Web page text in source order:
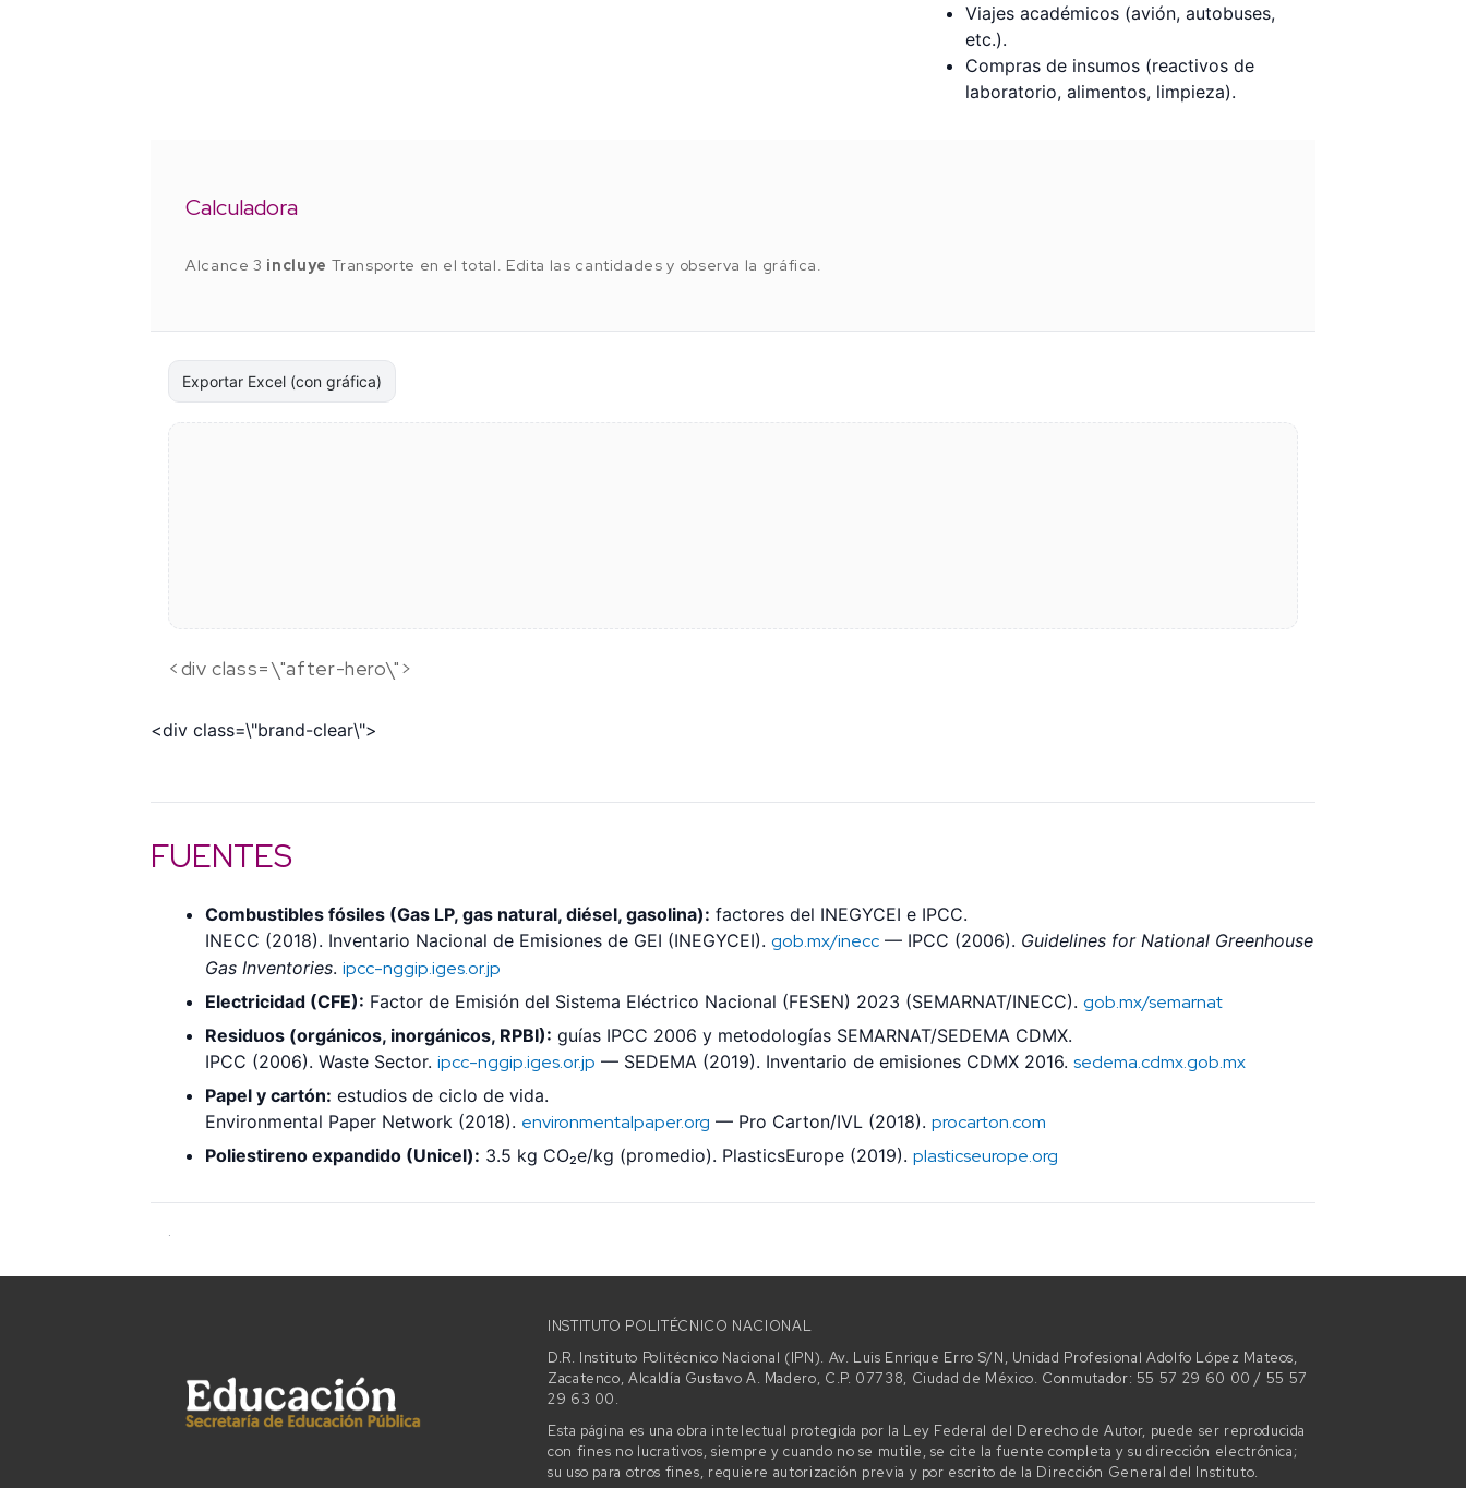
Viajes académicos (avión, autobuses,
etc.).
Compras de insumos (reactivos de
laboratorio, alimentos, limpieza).
Calculadora
Alcance 3 incluye Transporte en el total. Edita las cantidades y observa la gráfica.
Exportar Excel (con gráfica)
<div class=\"after-hero\">
<div class=\"brand-clear\">
FUENTES
Combustibles fósiles (Gas LP, gas natural, diésel, gasolina): factores del INEGYCEI e IPCC.
INECC (2018). Inventario Nacional de Emisiones de GEI (INEGYCEI). gob.mx/inecc — IPCC (2006). Guidelines for National Greenhouse
Gas Inventories. ipcc-nggip.iges.or.jp
Electricidad (CFE): Factor de Emisión del Sistema Eléctrico Nacional (FESEN) 2023 (SEMARNAT/INECC). gob.mx/semarnat
Residuos (orgánicos, inorgánicos, RPBI): guías IPCC 2006 y metodologías SEMARNAT/SEDEMA CDMX.
IPCC (2006). Waste Sector. ipcc-nggip.iges.or.jp — SEDEMA (2019). Inventario de emisiones CDMX 2016. sedema.cdmx.gob.mx
Papel y cartón: estudios de ciclo de vida.
Environmental Paper Network (2018). environmentalpaper.org — Pro Carton/IVL (2018). procarton.com
Poliestireno expandido (Unicel): 3.5 kg CO₂e/kg (promedio). PlasticsEurope (2019). plasticseurope.org
INSTITUTO POLITÉCNICO NACIONAL
D.R. Instituto Politécnico Nacional (IPN). Av. Luis Enrique Erro S/N, Unidad Profesional Adolfo López Mateos,
Zacatenco, Alcaldía Gustavo A. Madero, C.P. 07738, Ciudad de México. Conmutador: 55 57 29 60 00 / 55 57
29 63 00.
Esta página es una obra intelectual protegida por la Ley Federal del Derecho de Autor, puede ser reproducida
con fines no lucrativos, siempre y cuando no se mutile, se cite la fuente completa y su dirección electrónica;
su uso para otros fines, requiere autorización previa y por escrito de la Dirección General del Instituto.